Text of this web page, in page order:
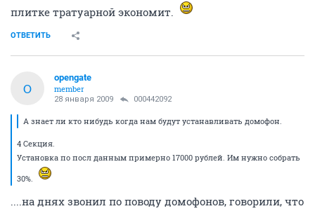
плитке тратуарной экономит.
ОТВЕТИТЬ
O
opengate
member
28 января 2009 000442092
А знает ли кто нибудь когда нам будут устанавливать домофон.
4 Секция.
Установка по посл данным примерно 17000 рублей. Им нужно собрать
30%.
....на днях звонил по поводу домофонов, говорили, что